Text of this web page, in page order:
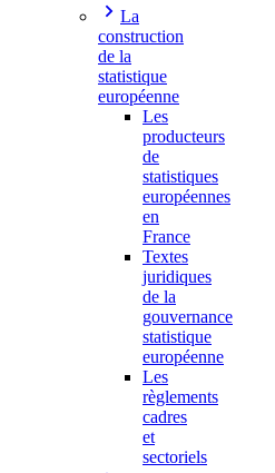
La
construction
de la
statistique
européenne
Les
producteurs
de
statistiques
européennes
en
France
Textes
juridiques
de la
gouvernance
statistique
européenne
Les
règlements
cadres
et
sectoriels